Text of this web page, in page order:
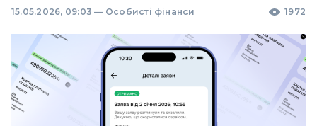
15.05.2026, 09:03 — Особисті фінанси 1972